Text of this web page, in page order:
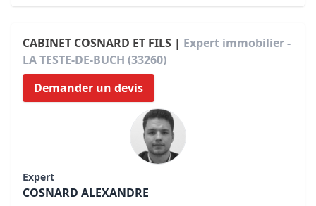
CABINET COSNARD ET FILS | Expert immobilier -
LA TESTE-DE-BUCH (33260)
Demander un devis
Expert
COSNARD ALEXANDRE